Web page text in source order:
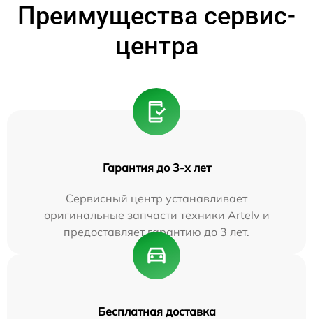
Преимущества сервис-
центра
Гарантия до 3-х лет
Сервисный центр устанавливает
оригинальные запчасти техники Artelv и
предоставляет гарантию до 3 лет.
Бесплатная доставка